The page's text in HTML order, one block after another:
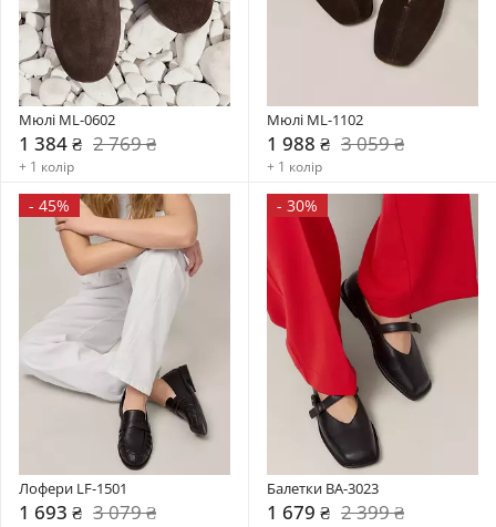
Мюлі ML-0602
1 384 ₴ 2 769 ₴
+ 1 колір
Мюлі ML-1102
1 988 ₴ 3 059 ₴
+ 1 колір
- 45%
Лофери LF-1501
1 693 ₴ 3 079 ₴
- 30%
Балетки BA-3023
1 679 ₴ 2 399 ₴